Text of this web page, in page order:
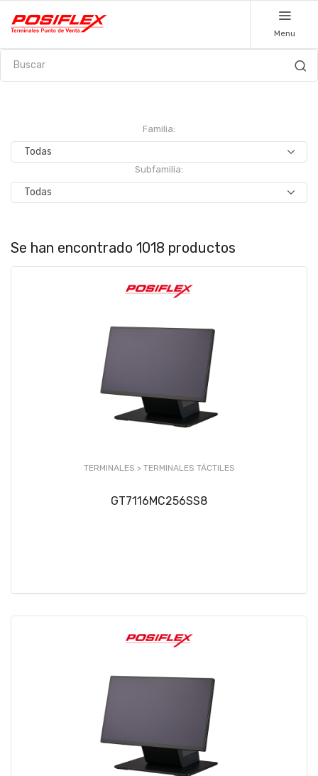
Menu
Familia:
Subfamilia:
Se han encontrado 1018 productos
TERMINALES > TERMINALES TÁCTILES
GT7116MC256SS8